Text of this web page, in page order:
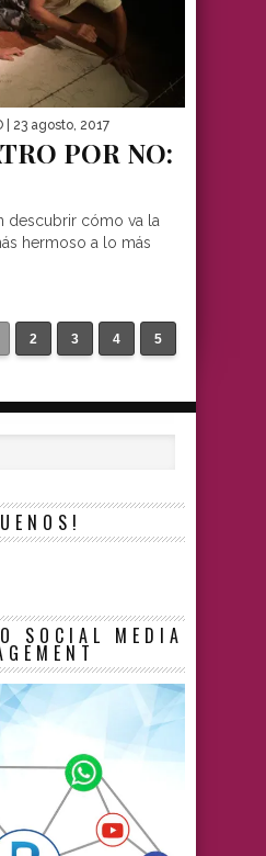
| 23 agosto, 2017
POR NO:
descubrir cómo va la
hermoso a lo más
2 3 4 5
SOCIAL MEDIA